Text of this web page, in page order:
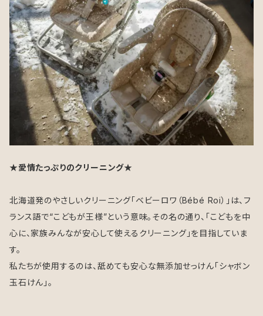
★愛情たっぷりのクリーニング★
北海道発のやさしいクリーニング「ベビーロワ（Bébé Roi）」は、フ
ランス語で“こどもが王様”という意味。その名の通り、「こどもを中
心に、家族みんなが安心して使えるクリーニング」を目指していま
す。
私たちが使用するのは、舐めても安心な無添加せっけん「シャボン
玉石けん」。